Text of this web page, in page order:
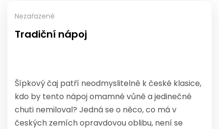
Nezařazené
Tradiční nápoj
Šípkový čaj patří neodmyslitelně k české klasice,
kdo by tento nápoj omamné vůně a jedinečné
chuti nemiloval? Jedná se o něco, co má v
českých zemích opravdovou oblibu, není se